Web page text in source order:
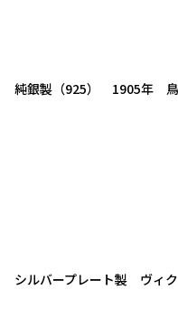
純銀製（925） 1905年 鳥
シルバープレート製 ヴィ